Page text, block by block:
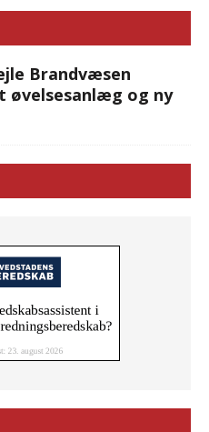
Brandvæsen
øvelsesanlæg og ny